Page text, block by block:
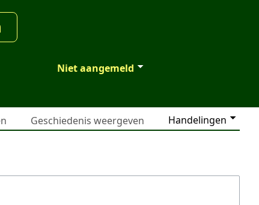
Niet aangemeld
Handelingen
Geschiedenis weergeven